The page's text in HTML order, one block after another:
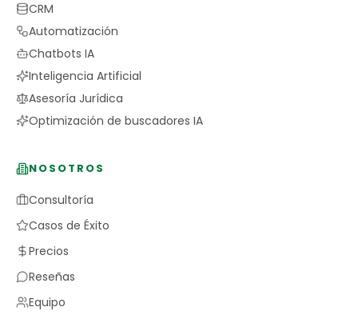
CRM
Automatización
Chatbots IA
Inteligencia Artificial
Asesoría Jurídica
Optimización de buscadores IA
NOSOTROS
Consultoría
Casos de Éxito
Precios
Reseñas
Equipo